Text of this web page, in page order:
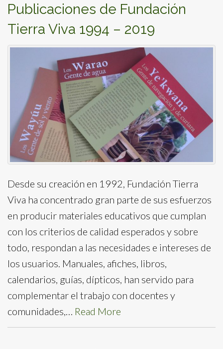
Publicaciones de Fundación
Tierra Viva 1994 – 2019
Desde su creación en 1992, Fundación Tierra
Viva ha concentrado gran parte de sus esfuerzos
en producir materiales educativos que cumplan
con los criterios de calidad esperados y sobre
todo, respondan a las necesidades e intereses de
los usuarios. Manuales, afiches, libros,
calendarios, guías, dípticos, han servido para
complementar el trabajo con docentes y
comunidades,… Read More